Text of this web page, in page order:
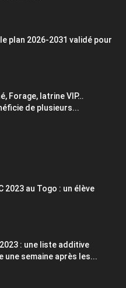
plan 2026-2031 validé pour
Forage, latrine VIP…
de plusieurs...
2023 au Togo : un élève
: une liste additive
une semaine après les...